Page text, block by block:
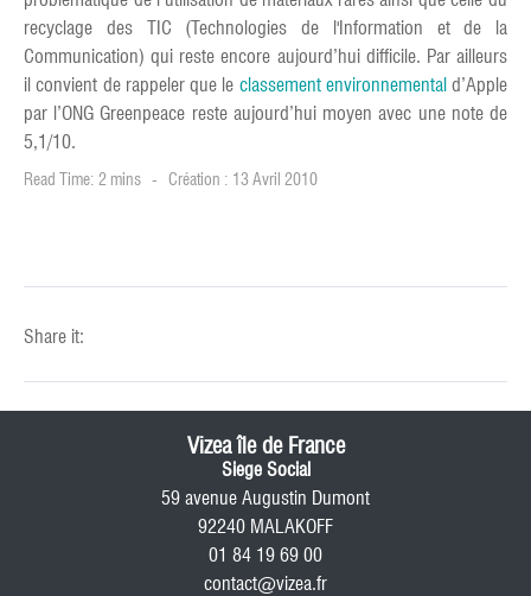
recyclage des TIC (Technologies de l'Information et de la
Communication) qui reste encore aujourd’hui difficile. Par ailleurs
il convient de rappeler que le classement environnementald’Apple
par l’ONG Greenpeace reste aujourd’hui moyen avec une note de
5,1/10.
Read Time: 2 mins Création : 13 Avril 2010
Share it:
Vizea île de France
Siege Social
59 avenue Augustin Dumont
92240 MALAKOFF
01 84 19 69 00
contact@vizea.fr